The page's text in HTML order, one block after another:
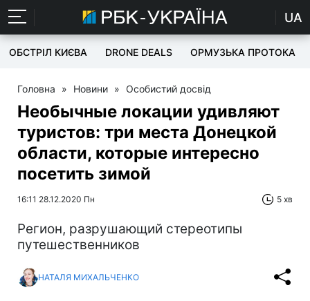
UA
ОБСТРІЛ КИЄВА DRONE DEALS ОРМУЗЬКА ПРОТОКА
Головна » Новини » Особистий досвід
Необычные локации удивляют
туристов: три места Донецкой
области, которые интересно
посетить зимой
16:11 28.12.2020 Пн 5 хв
Регион, разрушающий стереотипы
путешественников
НАТАЛЯ МИХАЛЬЧЕНКО